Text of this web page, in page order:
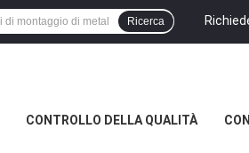
Ricerca
CONTROLLO DELLA QUALITÀ